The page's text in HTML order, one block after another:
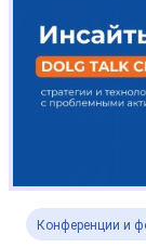
Конференции и